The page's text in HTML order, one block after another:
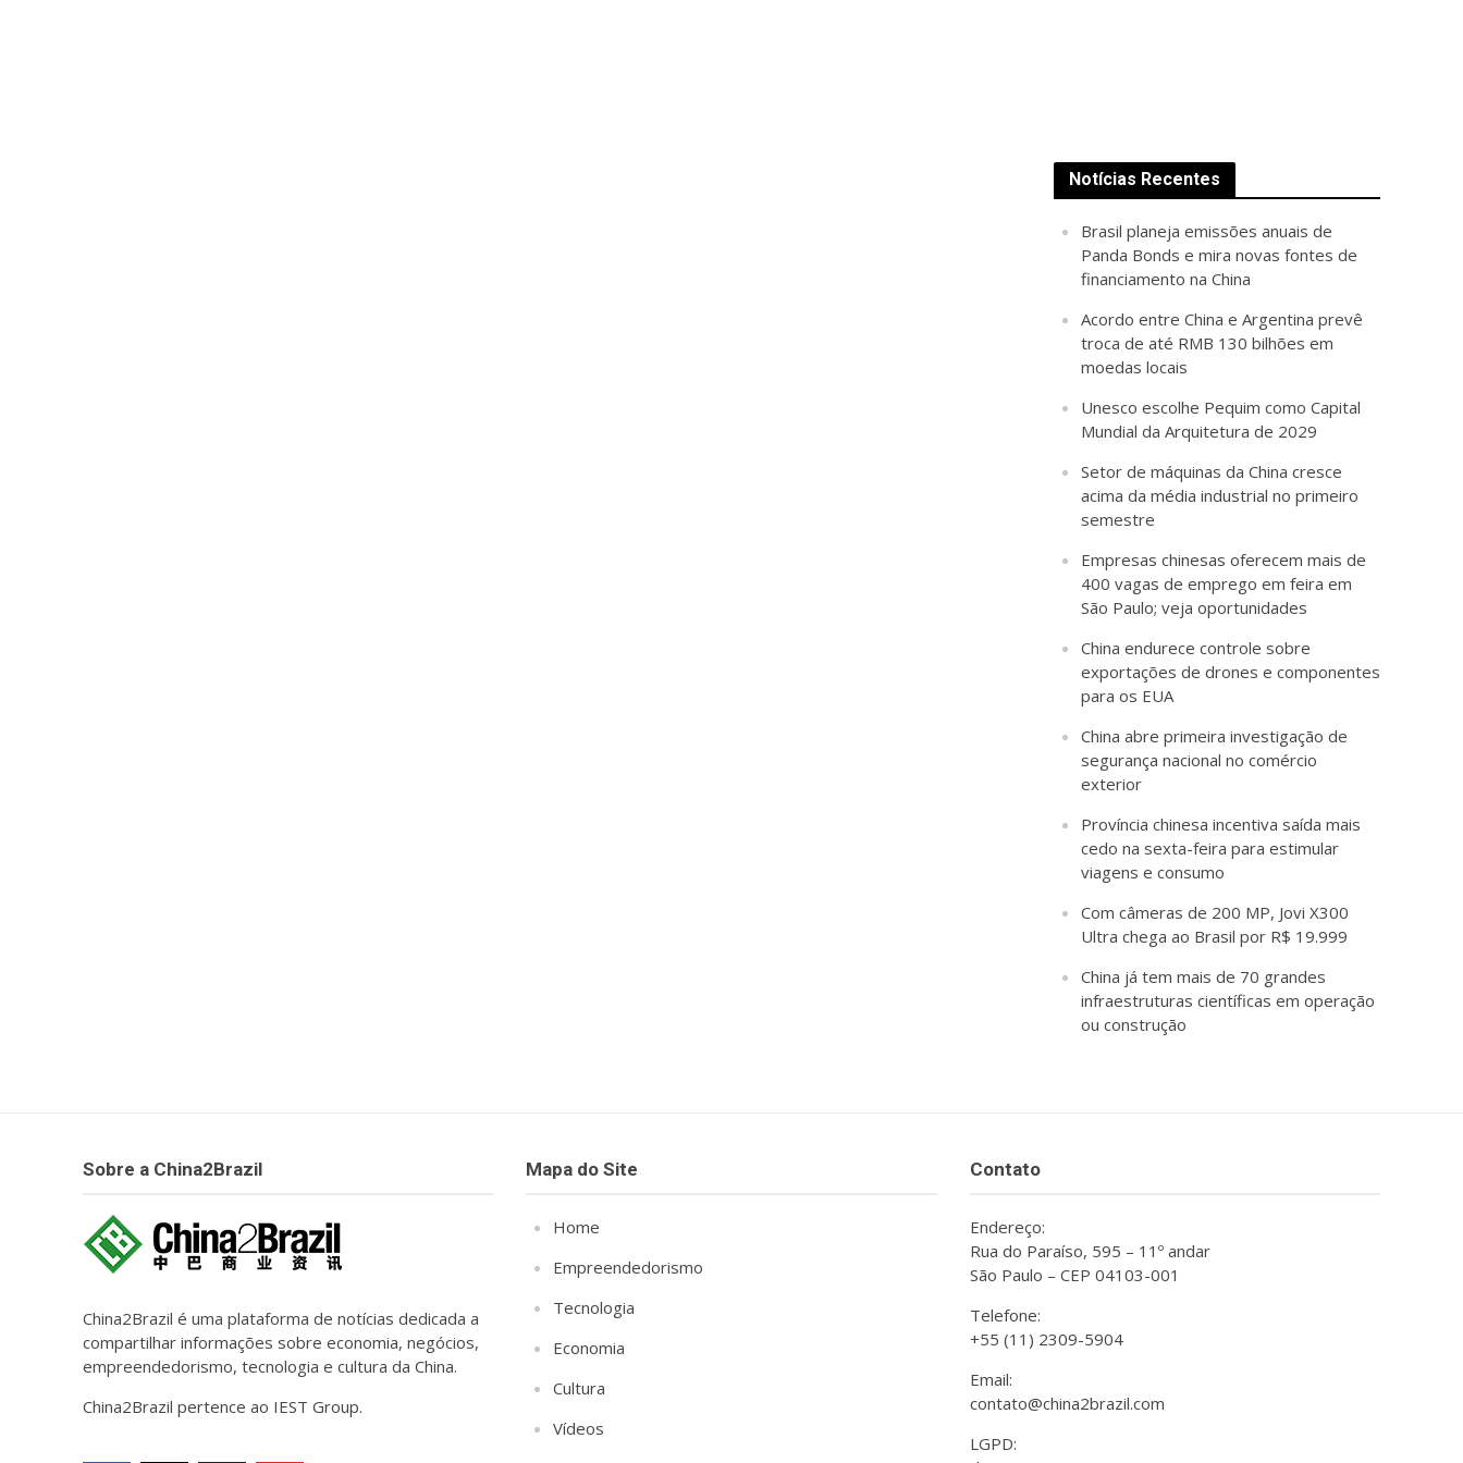
Notícias Recentes
Brasil planeja emissões anuais de
Panda Bonds e mira novas fontes de
financiamento na China
Acordo entre China e Argentina prevê
troca de até RMB 130 bilhões em
moedas locais
Unesco escolhe Pequim como Capital
Mundial da Arquitetura de 2029
Setor de máquinas da China cresce
acima da média industrial no primeiro
semestre
Empresas chinesas oferecem mais de
400 vagas de emprego em feira em
São Paulo; veja oportunidades
China endurece controle sobre
exportações de drones e componentes
para os EUA
China abre primeira investigação de
segurança nacional no comércio
exterior
Província chinesa incentiva saída mais
cedo na sexta-feira para estimular
viagens e consumo
Com câmeras de 200 MP, Jovi X300
Ultra chega ao Brasil por R$ 19.999
China já tem mais de 70 grandes
infraestruturas científicas em operação
ou construção
Sobre a China2Brazil
China2Brazil é uma plataforma de notícias dedicada a
compartilhar informações sobre economia, negócios,
empreendedorismo, tecnologia e cultura da China.
China2Brazil pertence ao IEST Group.
Mapa do Site
Home
Empreendedorismo
Tecnologia
Economia
Cultura
Vídeos
Contato
Endereço:
Rua do Paraíso, 595 – 11º andar
São Paulo – CEP 04103-001
Telefone:
+55 (11) 2309-5904
Email:
contato@china2brazil.com
LGPD: